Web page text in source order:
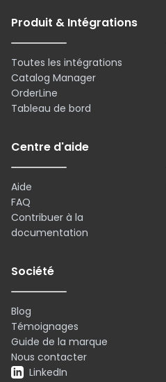
Produit & Intégrations
Toutes les intégrations
Catalog Manager
OrderLine
Tableau de bord
Centre d'aide
Aide
FAQ
Contribuer à la
documentation
Société
Blog
Témoignages
Guide de la marque
Nous contacter
LinkedIn